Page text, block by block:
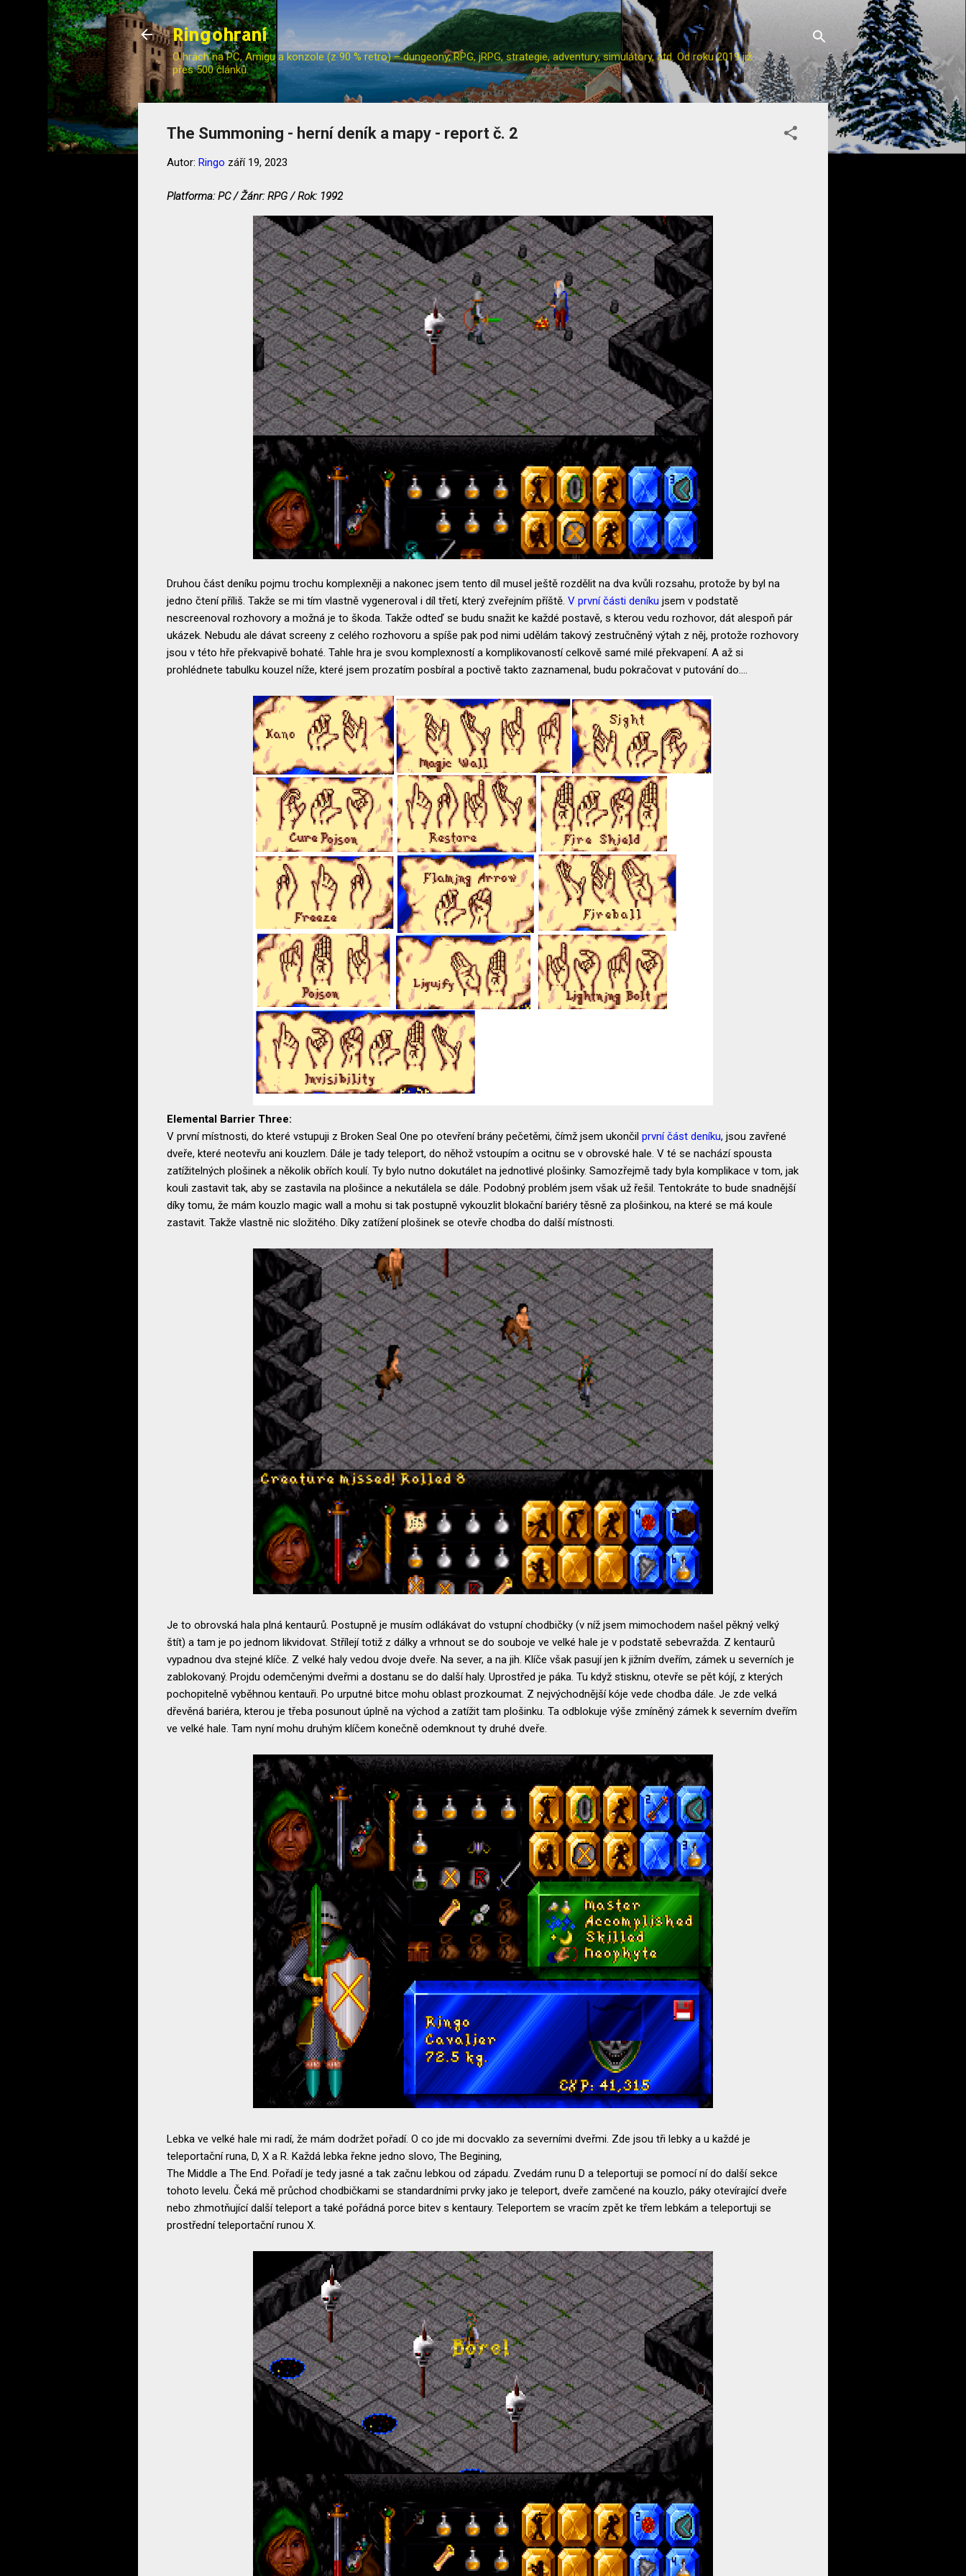
Přeskočit na hlavní obsah
Ringohraní
O hrách na PC, Amigu a konzole (z 90 % retro) – dungeony, RPG, jRPG, strategie, adventury, simulátory, atd. Od roku 2019 již
přes 500 článků.
The Summoning - herní deník a mapy - report č. 2
Autor: Ringo září 19, 2023
Platforma: PC / Žánr: RPG / Rok: 1992
Druhou část deníku pojmu trochu komplexněji a nakonec jsem tento díl musel ještě rozdělit na dva kvůli rozsahu, protože by byl na
jedno čtení příliš. Takže se mi tím vlastně vygeneroval i díl třetí, který zveřejním příště. V první části deníku jsem v podstatě
nescreenoval rozhovory a možná je to škoda. Takže odteď se budu snažit ke každé postavě, s kterou vedu rozhovor, dát alespoň pár
ukázek. Nebudu ale dávat screeny z celého rozhovoru a spíše pak pod nimi udělám takový zestručněný výtah z něj, protože rozhovory
jsou v této hře překvapivě bohaté. Tahle hra je svou komplexností a komplikovaností celkově samé milé překvapení. A až si
prohlédnete tabulku kouzel níže, které jsem prozatím posbíral a poctivě takto zaznamenal, budu pokračovat v putování do....
Elemental Barrier Three:
V první místnosti, do které vstupuji z Broken Seal One po otevření brány pečetěmi, čímž jsem ukončil první část deníku, jsou zavřené
dveře, které neotevřu ani kouzlem. Dále je tady teleport, do něhož vstoupím a ocitnu se v obrovské hale. V té se nachází spousta
zatížitelných plošinek a několik obřích koulí. Ty bylo nutno dokutálet na jednotlivé plošinky. Samozřejmě tady byla komplikace v tom, jak
kouli zastavit tak, aby se zastavila na plošince a nekutálela se dále. Podobný problém jsem však už řešil. Tentokráte to bude snadnější
díky tomu, že mám kouzlo magic wall a mohu si tak postupně vykouzlit blokační bariéry těsně za plošinkou, na které se má koule
zastavit. Takže vlastně nic složitého. Díky zatížení plošinek se otevře chodba do další místnosti.
Je to obrovská hala plná kentaurů. Postupně je musím odlákávat do vstupní chodbičky (v níž jsem mimochodem našel pěkný velký
štít) a tam je po jednom likvidovat. Střílejí totiž z dálky a vrhnout se do souboje ve velké hale je v podstatě sebevražda. Z kentaurů
vypadnou dva stejné klíče. Z velké haly vedou dvoje dveře. Na sever, a na jih. Klíče však pasují jen k jižním dveřím, zámek u severních je
zablokovaný. Projdu odemčenými dveřmi a dostanu se do další haly. Uprostřed je páka. Tu když stisknu, otevře se pět kójí, z kterých
pochopitelně vyběhnou kentauři. Po urputné bitce mohu oblast prozkoumat. Z nejvýchodnější kóje vede chodba dále. Je zde velká
dřevěná bariéra, kterou je třeba posunout úplně na východ a zatížit tam plošinku. Ta odblokuje výše zmíněný zámek k severním dveřím
ve velké hale. Tam nyní mohu druhým klíčem konečně odemknout ty druhé dveře.
Lebka ve velké hale mi radí, že mám dodržet pořadí. O co jde mi docvaklo za severními dveřmi. Zde jsou tři lebky a u každé je
teleportační runa, D, X a R. Každá lebka řekne jedno slovo, The Begining,
The Middle a The End. Pořadí je tedy jasné a tak začnu lebkou od západu. Zvedám runu D a teleportuji se pomocí ní do další sekce
tohoto levelu. Čeká mě průchod chodbičkami se standardními prvky jako je teleport, dveře zamčené na kouzlo, páky otevírající dveře
nebo zhmotňující další teleport a také pořádná porce bitev s kentaury. Teleportem se vracím zpět ke třem lebkám a teleportuji se
prostřední teleportační runou X.